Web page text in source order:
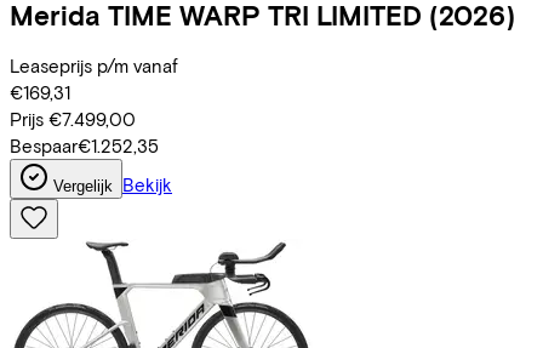
Merida TIME WARP TRI LIMITED (2026)
Leaseprijs p/m vanaf
€169,31
Prijs €7.499,00
Bespaar€1.252,35
Vergelijk Bekijk